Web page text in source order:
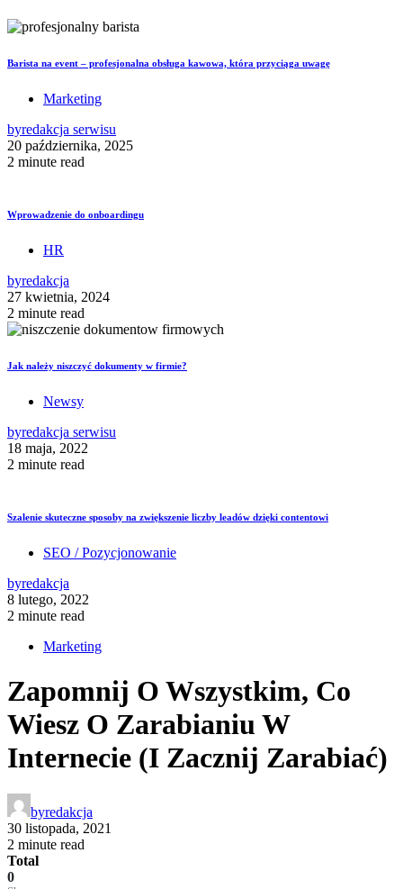
Barista na event – profesjonalna obsługa kawowa, która przyciąga uwagę
Marketing
byredakcja serwisu
20 października, 2025
2 minute read
Wprowadzenie do onboardingu
HR
byredakcja
27 kwietnia, 2024
2 minute read
Jak należy niszczyć dokumenty w firmie?
Newsy
byredakcja serwisu
18 maja, 2022
2 minute read
Szalenie skuteczne sposoby na zwiększenie liczby leadów dzięki contentowi
SEO / Pozycjonowanie
byredakcja
8 lutego, 2022
2 minute read
Marketing
Zapomnij O Wszystkim, Co
Wiesz O Zarabianiu W
Internecie (I Zacznij Zarabiać)
byredakcja
30 listopada, 2021
2 minute read
Total
0